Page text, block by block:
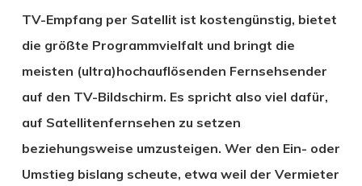
TV-Empfang per Satellit ist kostengünstig, bietet
die größte Programmvielfalt und bringt die
meisten (ultra)hochauflösenden Fernsehsender
auf den TV-Bildschirm. Es spricht also viel dafür,
auf Satellitenfernsehen zu setzen
beziehungsweise umzusteigen. Wer den Ein- oder
Umstieg bislang scheute, etwa weil der Vermieter